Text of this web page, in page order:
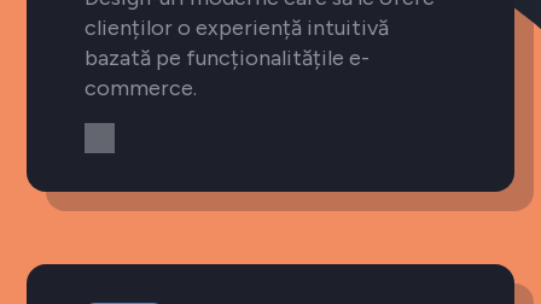
clienților o experiență intuitivă
bazată pe funcționalitățile e-
commerce.